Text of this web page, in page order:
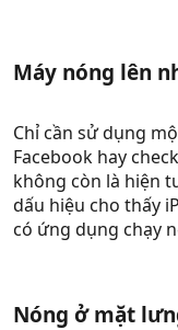
Máy nóng lên
Chỉ cần sử dụng
Facebook hay
không còn là hiện
dấu hiệu cho thấy
có ứng dụng chạy
Nóng ở mặt